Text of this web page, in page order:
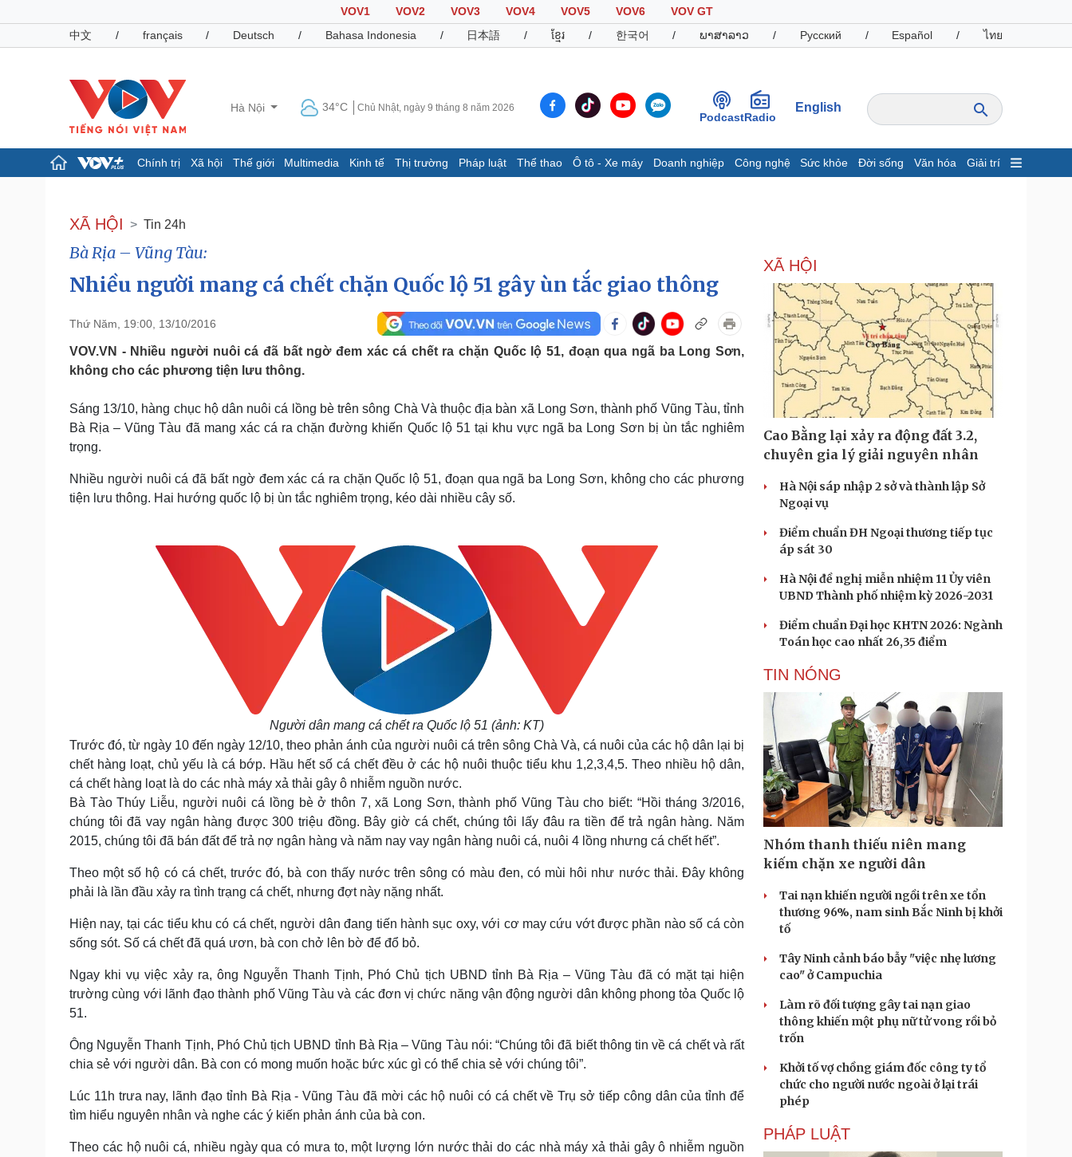
VOV1 VOV2 VOV3 VOV4 VOV5 VOV6
VOV GT
中文
/ français / Deutsch / Bahasa Indonesia / 日本語 / ខ្មែរ / 한국어 / ພາສາລາວ / Русский / Español / ไทย
Hà Nội 34°C Chủ Nhật, ngày 9 tháng 8 năm 2026
PodcastRadio
English
Chính trị Xã hội Thế giới Multimedia Kinh tế Thị trường Pháp luật Thể thao Ô tô - Xe máy Doanh nghiệp Công nghệ Sức khỏe Đời sống Văn hóa Giải trí
Đảng
Tổ chức nhân sự
Quốc hội
Việc làm
Biển đảo
Infographic
Giá cà phê
Pháp luật
Vụ án
Tin nóng
Vũ khí
Việt Nam
Thể thao
Bóng đá
Hậu trường
Ô tô - Xe máy
Ô tô
Doanh nghiệp
Thông tin doanh nghiệp
Doanh nghiệp 24h
Công nghệ
Sành điệu
Tin Công nghệ
Trải nghiệm
Chuyển đổi số
Sức khỏe
Cây thuốc
Sản phụ khoa
Làm đẹp - giảm cân
Phòng mạch online
Blog
Tình yêu - Gia đình
Văn học
Âm nhạc
Thời trang
Săn Tour
Podcast
Câu chuyện thời sự
Đọc truyện đêm khuya
Hạt giống tâm hồn
XÃ HỘI Tin 24h
Bà Rịa – Vũng Tàu:
Nhiều người mang cá chết chặn Quốc lộ 51 gây ùn tắc giao thông
Thứ Năm, 19:00, 13/10/2016
VOV.VN - Nhiều người nuôi cá đã bất ngờ đem xác cá chết ra chặn Quốc lộ 51, đoạn qua ngã ba Long Sơn,
không cho các phương tiện lưu thông.
Sáng 13/10, hàng chục hộ dân nuôi cá lồng bè trên sông Chà Và thuộc địa bàn xã Long Sơn, thành phố Vũng Tàu, tỉnh
Bà Rịa – Vũng Tàu đã mang xác cá ra chặn đường khiến Quốc lộ 51 tại khu vực ngã ba Long Sơn bị ùn tắc nghiêm
trọng.
Nhiều người nuôi cá đã bất ngờ đem xác cá ra chặn Quốc lộ 51, đoạn qua ngã ba Long Sơn, không cho các phương
tiện lưu thông. Hai hướng quốc lộ bị ùn tắc nghiêm trọng, kéo dài nhiều cây số.
Người dân mang cá chết ra Quốc lộ 51 (ảnh: KT)
Trước đó, từ ngày 10 đến ngày 12/10, theo phản ánh của người nuôi cá trên sông Chà Và, cá nuôi của các hộ dân lại bị
chết hàng loạt, chủ yếu là cá bớp. Hầu hết số cá chết đều ở các hộ nuôi thuộc tiểu khu 1,2,3,4,5. Theo nhiều hộ dân,
cá chết hàng loạt là do các nhà máy xả thải gây ô nhiễm nguồn nước.
Bà Tào Thúy Liễu, người nuôi cá lồng bè ở thôn 7, xã Long Sơn, thành phố Vũng Tàu cho biết: “Hồi tháng 3/2016,
chúng tôi đã vay ngân hàng được 300 triệu đồng. Bây giờ cá chết, chúng tôi lấy đâu ra tiền để trả ngân hàng. Năm
2015, chúng tôi đã bán đất để trả nợ ngân hàng và năm nay vay ngân hàng nuôi cá, nuôi 4 lồng nhưng cá chết hết”.
Theo một số hộ có cá chết, trước đó, bà con thấy nước trên sông có màu đen, có mùi hôi như nước thải. Đây không
phải là lần đầu xảy ra tình trạng cá chết, nhưng đợt này nặng nhất.
Hiện nay, tại các tiểu khu có cá chết, người dân đang tiến hành sục oxy, với cơ may cứu vớt được phần nào số cá còn
sống sót. Số cá chết đã quá ươn, bà con chở lên bờ để đổ bỏ.
Ngay khi vụ việc xảy ra, ông Nguyễn Thanh Tịnh, Phó Chủ tịch UBND tỉnh Bà Rịa – Vũng Tàu đã có mặt tại hiện
trường cùng với lãnh đạo thành phố Vũng Tàu và các đơn vị chức năng vận động người dân không phong tỏa Quốc lộ
51.
Ông Nguyễn Thanh Tịnh, Phó Chủ tịch UBND tỉnh Bà Rịa – Vũng Tàu nói: “Chúng tôi đã biết thông tin về cá chết và rất
chia sẻ với người dân. Bà con có mong muốn hoặc bức xúc gì có thể chia sẻ với chúng tôi”.
Lúc 11h trưa nay, lãnh đạo tỉnh Bà Rịa - Vũng Tàu đã mời các hộ nuôi có cá chết về Trụ sở tiếp công dân của tỉnh để
tìm hiểu nguyên nhân và nghe các ý kiến phản ánh của bà con.
Theo các hộ nuôi cá, nhiều ngày qua có mưa to, một lượng lớn nước thải do các nhà máy xả thải gây ô nhiễm nguồn
XÃ HỘI
Cao Bằng lại xảy ra động đất 3.2,
chuyên gia lý giải nguyên nhân
Hà Nội sáp nhập 2 sở và thành lập Sở
Ngoại vụ
Điểm chuẩn ĐH Ngoại thương tiếp tục
áp sát 30
Hà Nội đề nghị miễn nhiệm 11 Ủy viên
UBND Thành phố nhiệm kỳ 2026-2031
Điểm chuẩn Đại học KHTN 2026: Ngành
Toán học cao nhất 26,35 điểm
TIN NÓNG
Nhóm thanh thiếu niên mang
kiếm chặn xe người dân
Tai nạn khiến người ngồi trên xe tổn
thương 96%, nam sinh Bắc Ninh bị khởi
tố
Tây Ninh cảnh báo bẫy "việc nhẹ lương
cao" ở Campuchia
Làm rõ đối tượng gây tai nạn giao
thông khiến một phụ nữ tử vong rồi bỏ
trốn
Khởi tố vợ chồng giám đốc công ty tổ
chức cho người nước ngoài ở lại trái
phép
PHÁP LUẬT